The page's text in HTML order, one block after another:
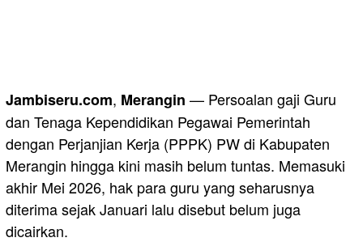
Jambiseru.com, Merangin — Persoalan gaji Guru
dan Tenaga Kependidikan Pegawai Pemerintah
dengan Perjanjian Kerja (PPPK) PW di Kabupaten
Merangin hingga kini masih belum tuntas. Memasuki
akhir Mei 2026, hak para guru yang seharusnya
diterima sejak Januari lalu disebut belum juga
dicairkan.